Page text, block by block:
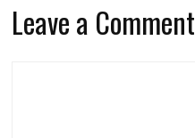
Leave a Comment